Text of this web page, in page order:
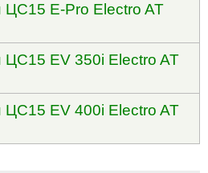
ЦС15 E-Pro Electro AT
ЦС15 EV 350i Electro AT
ЦС15 EV 400i Electro AT